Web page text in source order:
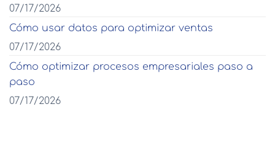
07/17/2026
Cómo usar datos para optimizar ventas
07/17/2026
Cómo optimizar procesos empresariales paso a
paso
07/17/2026